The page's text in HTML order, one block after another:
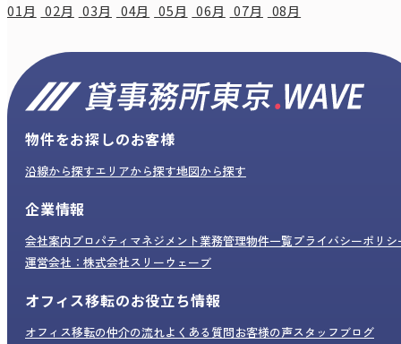
01月 02月 03月 04月 05月 06月 07月 08月
物件をお探しのお客様
沿線から探すエリアから探す地図から探す
企業情報
会社案内プロパティマネジメント業務管理物件一覧プライバシーポリシ
運営会社：株式会社スリーウェーブ
オフィス移転のお役立ち情報
オフィス移転の仲介の流れよくある質問お客様の声スタッフブログ